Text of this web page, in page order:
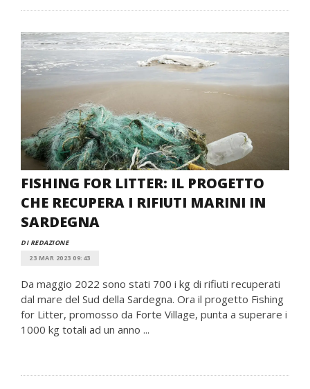
FISHING FOR LITTER: IL PROGETTO
CHE RECUPERA I RIFIUTI MARINI IN
SARDEGNA
DI REDAZIONE
23 MAR 2023 09:43
Da maggio 2022 sono stati 700 i kg di rifiuti recuperati
dal mare del Sud della Sardegna. Ora il progetto Fishing
for Litter, promosso da Forte Village, punta a superare i
1000 kg totali ad un anno ...